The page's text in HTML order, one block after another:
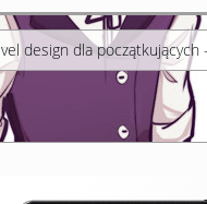
RegulaminKONTAKT
design dla początkujących